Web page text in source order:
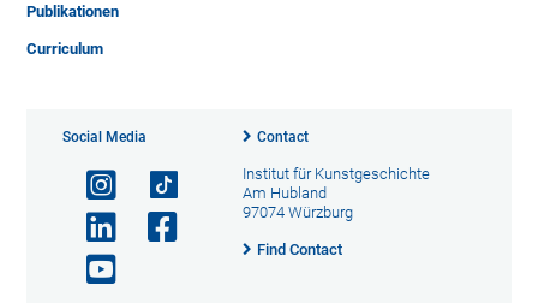
Publikationen
Curriculum
Social Media Contact
Institut für Kunstgeschichte
Am Hubland
97074 Würzburg
Find Contact